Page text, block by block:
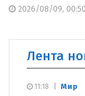
2026/08/09, 00:50
Лента
Мир
11:18